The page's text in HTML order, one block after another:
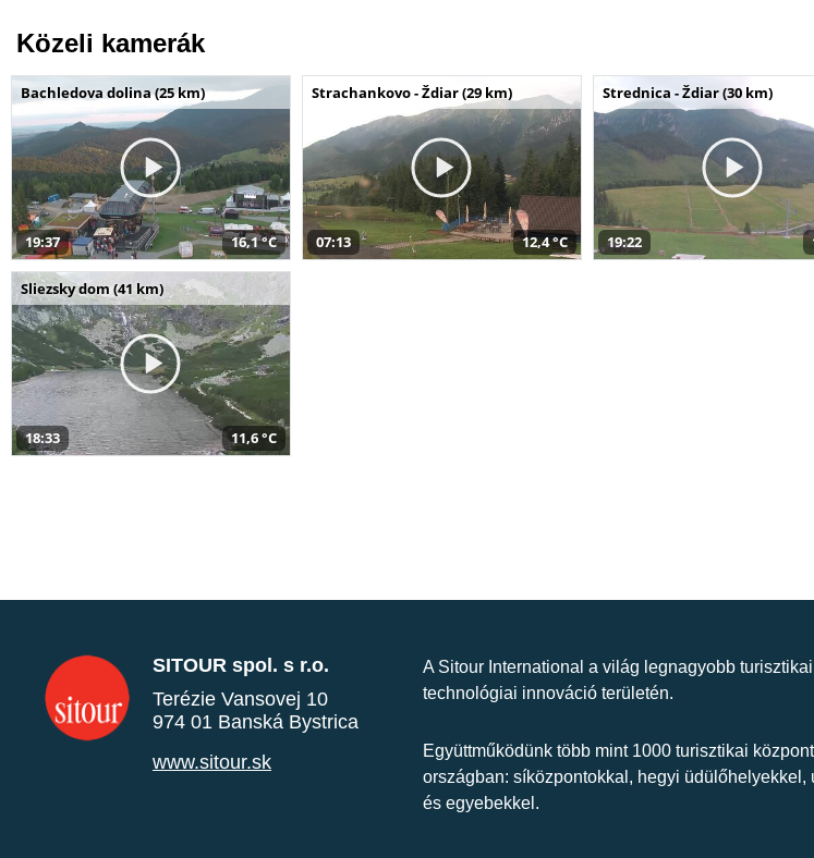
Közeli kamerák
Bachledova dolina (25 km)
19:37 16,1 °C
Strachankovo - Ždiar (29 km)
07:13 12,4 °C
Strednica - Ždiar (30 km)
19:22
Sliezsky dom (41 km)
18:33 11,6 °C
SITOUR spol. s r.o.
Terézie Vansovej 10
974 01 Banská Bystrica
www.sitour.sk
A Sitour International a világ legnagyobb
technológiai innováció területén.
Együttműködünk több mint 1000 turisztikai
országban: síközpontokkal, hegyi üdülőhelyekkel,
és egyebekkel.